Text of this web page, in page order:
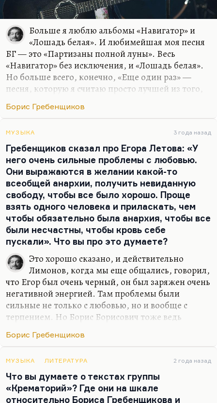
Больше я люблю альбомы «Навигатор» и
«Лошадь белая». И любимейшая моя песня
БГ — это «Партизаны полной луны». Весь
«Навигатор» без исключения, и «Лошадь белая».
Но больше всего, конечно, «Еще один раз» —
песня, которую я считаю просто лучшей из того,
меня абсолютно восхищают.
Я очень хотел бы сделать с ним интервью. Другой
жизненный опыт и духовный опыт транслируется
такими неоднозначными текстами? Если бы он
хотел выражаться яснее — императивнее, скажем
так — он бы это делал.
Ведь, понимаете, откровение транслирует себя в
той форме, в какой оно хочет, какая для него
органична. Гребенщиков ведь не…
Борис Гребенщиков
МУЗЫКА 3 года назад
Гребенщиков сказал про Егора Летова: «У
него очень сильные проблемы с любовью.
Они выражаются в желании какой-то
всеобщей анархии, получить невиданную
свободу, чтобы все было хорошо. Проще
взять одного человека и приласкать, чем
чтобы обязательно была анархия, чтобы все
были несчастны, чтобы кровь себе
пускали». Что вы про это думаете?
Это хорошо сказано, и действительно
Лимонов, когда мы еще общались, говорил,
что Егор был очень черный, он был заряжен очень
негативной энергией. Там проблемы были
сильные не только с любовью, но и вообще с
терпением. Но Борис Борисович тоже ведь
Макаревичем в «ЖЗЛ», в «Жалкой замене
поговорили о том, что такое русский рок. Он
цитирует там Гребенщикова, который в двадцать
лет говорил: «А тебе никогда не хочется все это
взорвать?» На что Макар по своей молодости
Борис Гребенщиков
МУЗЫКА ЛИТЕРАТУРА 2 года назад
Что вы думаете о текстах группы
«Крематорий»? Где они на шкале
относительно Бориса Гребенщикова и